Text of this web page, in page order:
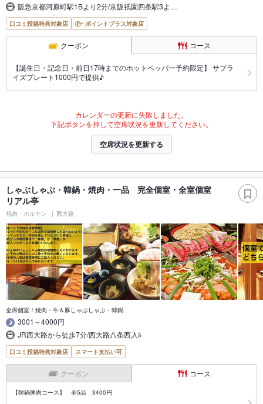
阪急京都河原町駅1Bより2分/京阪祇園四条駅3よ…
口コミ投稿特典対象店 ポイントプラス対象店
クーポン コース
【誕生日・記念日・前日17時までのホットペッパー予約限定】 サプラ
イズプレート1000円で提供♪
カレンダーの更新に失敗しました。
下記ボタンを押して空席状況を更新してください。
空席状況を更新する
しゃぶしゃぶ・韓鍋・焼肉・一品 完全個室・全室個室
リアル亭
焼肉・ホルモン 西大路
全席個室！焼肉・牛＆豚しゃぶしゃぶ・韓鍋
3001～4000円
JR西大路から徒歩7分/西大路八条西入ﾙ
口コミ投稿特典対象店 スマート支払い可
クーポン コース
【韓鍋豚肉コース】 全5品 3400円